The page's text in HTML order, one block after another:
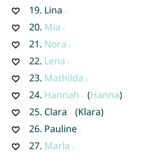
19. Lina
20. Mia
21. Nora
22. Lena
23. Mathilda
24. Hannah (Hanna)
25. Clara
(Klara)
26. Pauline
27. Marla